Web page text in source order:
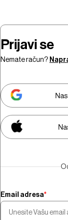
Prijavi se
Nemate račun?
Email adresa*